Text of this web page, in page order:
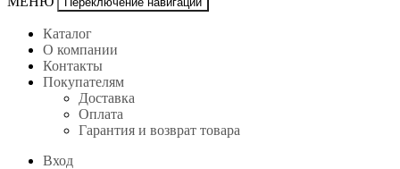
Каталог
О компании
Контакты
Покупателям
Доставка
Оплата
Гарантия и возврат товара
Вход